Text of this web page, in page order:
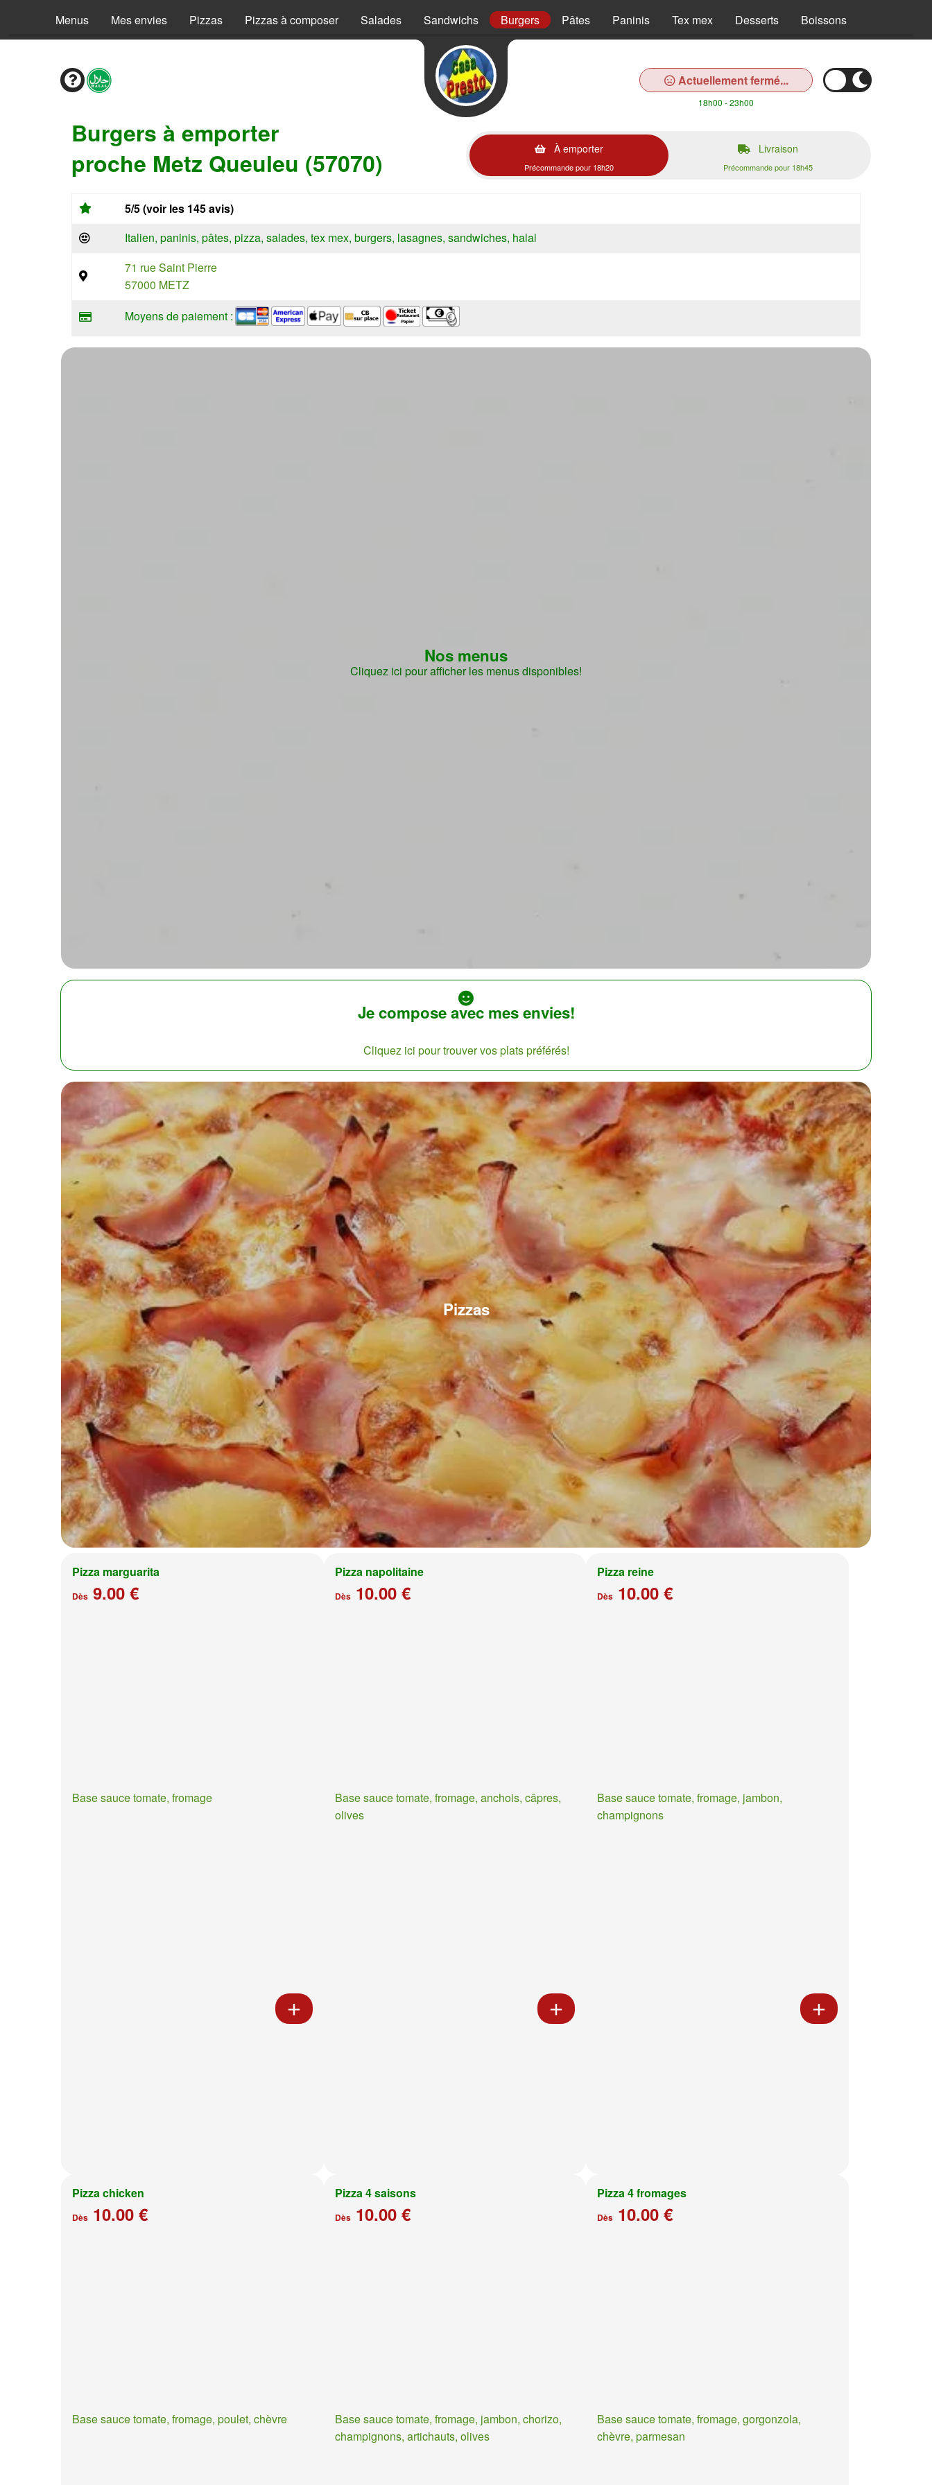
Menus Mes envies Pizzas Pizzas à composer Salades Sandwichs Burgers Pâtes Paninis Tex mex Desserts Boissons
Actuellement fermé...
18h00 - 23h00
Burgers à emporter
proche Metz Queuleu (57070)
À emporter
Précommande pour 18h20
Livraison
Précommande pour 18h45
5/5 (voir les 145 avis)
Italien, paninis, pâtes, pizza, salades, tex mex, burgers, lasagnes, sandwiches, halal
71 rue Saint Pierre
57000 METZ
Moyens de paiement :
Nos menus
Cliquez ici pour afficher les menus disponibles!
Je compose avec mes envies!
Cliquez ici pour trouver vos plats préférés!
Pizzas
Pizza marguarita
Dès 9.00 €
Base sauce tomate, fromage
Pizza napolitaine
Dès10.00 €
Base sauce tomate, fromage, anchois, câpres,
olives
Pizza reine
Dès 10.00 €
Base sauce tomate, fromage, jambon,
champignons
Pizza chicken
Dès 10.00 €
Base sauce tomate, fromage, poulet, chèvre
Pizza 4 saisons
Dès10.00 €
Base sauce tomate, fromage, jambon, chorizo,
champignons, artichauts, olives
Pizza 4 fromages
Dès 10.00 €
Base sauce tomate, fromage, gorgonzola,
chèvre, parmesan